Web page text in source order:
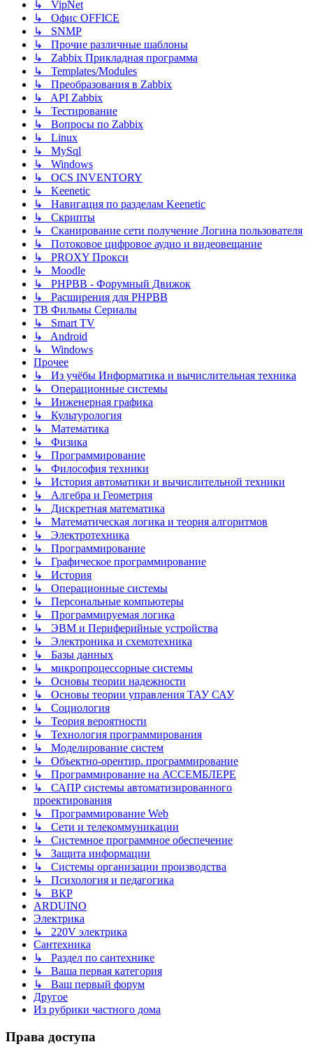
↳ VipNet
↳ Офис OFFICE
↳ SNMP
↳ Прочие различные шаблоны
↳ Zabbix Прикладная программа
↳ Templates/Modules
↳ Преобразования в Zabbix
↳ API Zabbix
↳ Тестирование
↳ Вопросы по Zabbix
↳ Linux
↳ MySql
↳ Windows
↳ OCS INVENTORY
↳ Keenetic
↳ Навигация по разделам Keenetic
↳ Скрипты
↳ Сканирование сети получение Логина пользователя
↳ Потоковое цифровое аудио и видеовещание
↳ PROXY Прокси
↳ Moodle
↳ PHPBB - Форумный Движок
↳ Расширения для PHPBB
ТВ Фильмы Сериалы
↳ Smart TV
↳ Android
↳ Windows
Прочее
↳ Из учёбы Информатика и вычислительная техника
↳ Операционные системы
↳ Инженерная графика
↳ Культурология
↳ Математика
↳ Физика
↳ Программирование
↳ Философия техники
↳ История автоматики и вычислительной техники
↳ Алгебра и Геометрия
↳ Дискретная математика
↳ Математическая логика и теория алгоритмов
↳ Электротехника
↳ Программирование
↳ Графическое программирование
↳ История
↳ Операционные системы
↳ Персональные компьютеры
↳ Программируемая логика
↳ ЭВМ и Периферийные устройства
↳ Электроника и схемотехника
↳ Базы данных
↳ микропроцессорные системы
↳ Основы теории надежности
↳ Основы теории управления ТАУ САУ
↳ Социология
↳ Теория вероятности
↳ Технология программирования
↳ Моделирование систем
↳ Объектно-орентир. программирование
↳ Программирование на АССЕМБЛЕРЕ
↳ САПР системы автоматизированного
проектирования
↳ Программирование Web
↳ Сети и телекоммуникации
↳ Системное программное обеспечение
↳ Защита информации
↳ Системы организации производства
↳ Психология и педагогика
↳ ВКР
ARDUINO
Электрика
↳ 220V электрика
Сантехника
↳ Раздел по сантехнике
↳ Ваша первая категория
↳ Ваш первый форум
Другое
Из рубрики частного дома
Права доступа